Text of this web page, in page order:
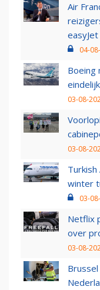
Air
easyJet
04-
Boeing
03-08-
03-08-
winter
03-
Netflix
over
03-08-